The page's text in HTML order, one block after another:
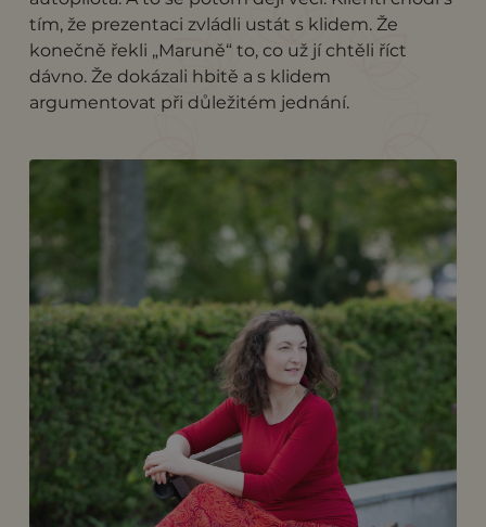
tím, že prezentaci zvládli ustát s klidem. Že
konečně řekli „Maruně“ to, co už jí chtěli říct
dávno. Že dokázali hbitě a s klidem
argumentovat při důležitém jednání.